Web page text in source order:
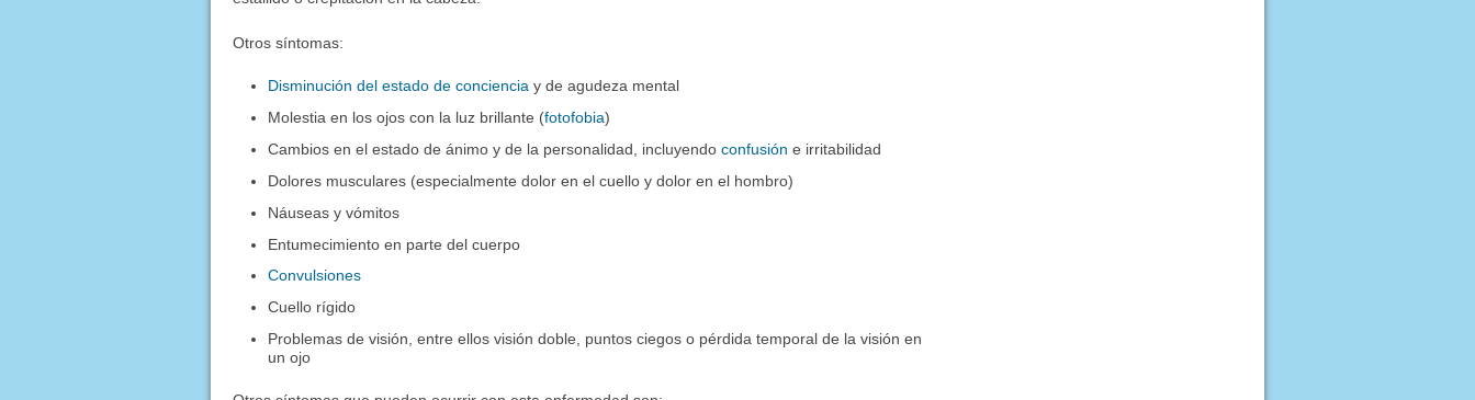
Otros síntomas:
Disminución del estado de conciencia y de agudeza mental
Molestia en los ojos con la luz brillante (fotofobia)
Cambios en el estado de ánimo y de la personalidad, incluyendoconfusión e irritabilidad
Dolores musculares (especialmente dolor en el cuello y dolor en el hombro)
Náuseas y vómitos
Entumecimiento en parte del cuerpo
Convulsiones
Cuello rígido
Problemas de visión, entre ellos visión doble, puntos ciegos o pérdida temporal de la visión en
un ojo